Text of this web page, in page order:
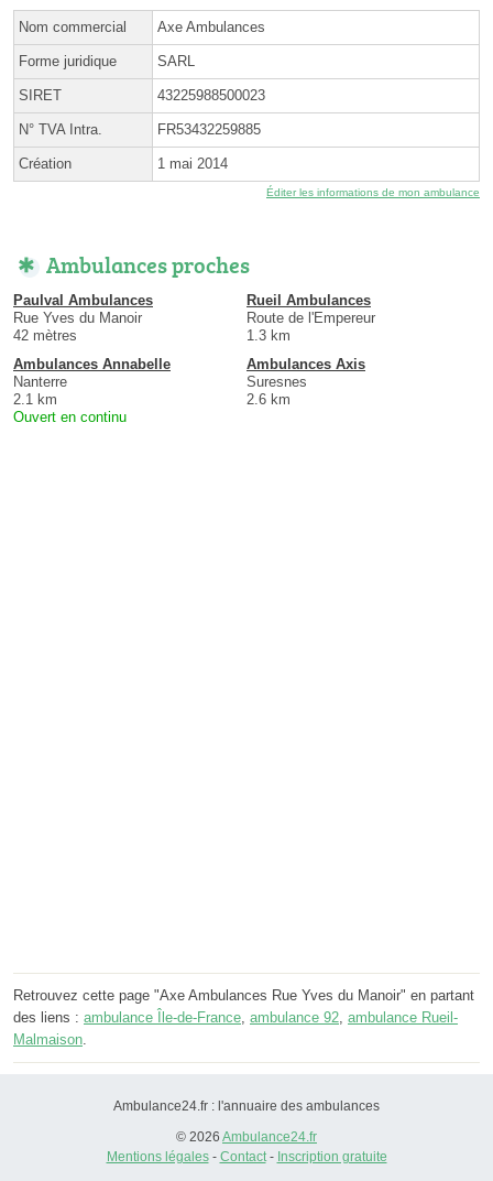
Nom commercial Axe Ambulances
Forme juridique SARL
SIRET 43225988500023
N° TVA Intra. FR53432259885
Création 1 mai 2014
Éditer les informations de mon ambulance
Ambulances proches
Paulval Ambulances
Rue Yves du Manoir
42 mètres
Rueil Ambulances
Route de l'Empereur
1.3 km
Ambulances Annabelle
Nanterre
2.1 km
Ouvert en continu
Ambulances Axis
Suresnes
2.6 km
Retrouvez cette page "Axe Ambulances Rue Yves du Manoir" en partant
des liens : ambulance Île-de-France, ambulance 92, ambulance Rueil-
Malmaison.
Ambulance24.fr : l'annuaire des ambulances
© 2026 Ambulance24.fr
Mentions légales- Contact- Inscription gratuite